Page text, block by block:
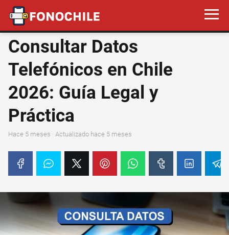
Consultar Datos
Telefónicos en Chile
2026: Guía Legal y
Práctica
hace 5 meses · Actualizado hace 5 meses